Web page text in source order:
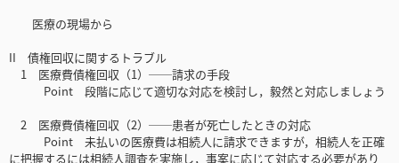
医療の現場から
II 債権回収に関するトラブル
1 医療費債権回収（1）──請求の手段
Point 段階に応じて適切な対応を検討し，毅然と対応しましょう
2 医療費債権回収（2）──患者が死亡したときの対応
Point 未払いの医療費は相続人に請求できますが，相続人を正確
に把握するには相続人調査を実施し，事案に応じて対応する必要があり